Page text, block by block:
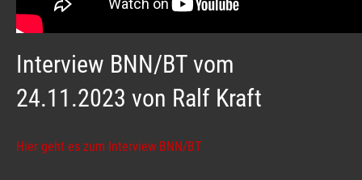
Interview BNN/BT vom
24.11.2023 von Ralf Kraft
Hier geht es zum Interview BNN/BT